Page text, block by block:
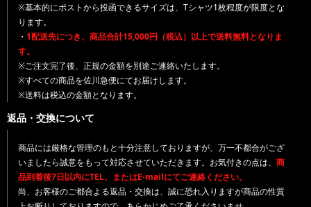
※基本的にポストから投函できるサイズは、Tシャツ1枚程度が限度とな
ります。
・ 1配送先につき、商品合計15,000円（税込）以上で送料無料となりま
す。
※ご注文完了後、正規の金額を別途ご連絡いたします。
※すべての商品を佐川急便にてお届けします。
※送料は税込の金額となります。
返品・交換について
商品には厳格な管理のもと十分注意しておりますが、万一不都合がござ
いましたら誠意をもって対応させていただきます。お気付きの点は、 商
品到着後7日以内にTEL、またはE-mailにてご連絡ください。
尚、お客様のご都合よる返品・交換は、誠に恐れ入りますが商品の性質